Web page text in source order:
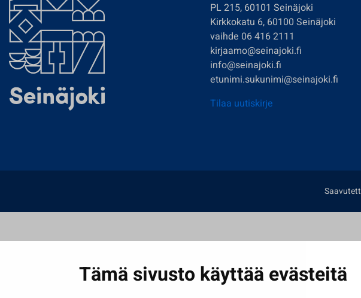
Tämä sivusto käyttää evästeitä
PL 215, 60101 Seinäjoki
Kirkkokatu 6, 60100 Seinäjoki
vaihde 06 416 2111
kirjaamo@seinajoki.fi
info@seinajoki.fi
etunimi.sukunimi@seinajoki.fi
Tilaa uutiskirje